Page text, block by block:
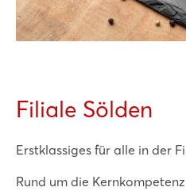
Filiale Sölden
Erstklassiges für alle in der
Rund um die